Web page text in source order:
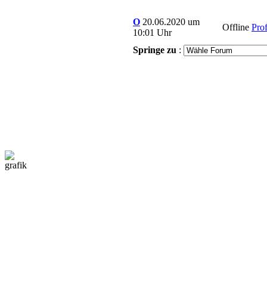
O 20.06.2020 um
10:01 Uhr
Offline
Springe zu :